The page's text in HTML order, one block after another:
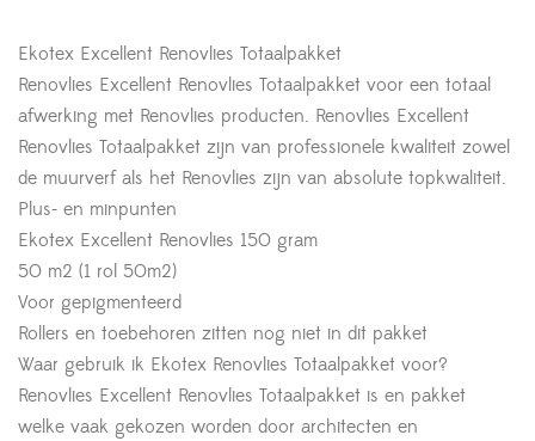
Ekotex Excellent Renovlies Totaalpakket
Renovlies Excellent Renovlies Totaalpakket voor een totaal
afwerking met Renovlies producten. Renovlies Excellent
Renovlies Totaalpakket zijn van professionele kwaliteit zowel
de muurverf als het Renovlies zijn van absolute topkwaliteit.
Plus- en minpunten
Ekotex Excellent Renovlies 150 gram
50 m2 (1 rol 50m2)
Voor gepigmenteerd
Rollers en toebehoren zitten nog niet in dit pakket
Waar gebruik ik Ekotex Renovlies Totaalpakket voor?
Renovlies Excellent Renovlies Totaalpakket is en pakket
welke vaak gekozen worden door architecten en